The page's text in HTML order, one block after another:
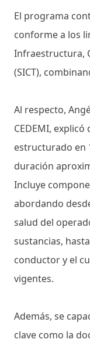
El programa
conforme a los
Infraestructura,
(SICT),
Al respecto,
CEDEMI,
estructurado en
duración
Incluye
abordando
salud del
sustancias,
conductor y el
vigentes.
Además, se
clave como la